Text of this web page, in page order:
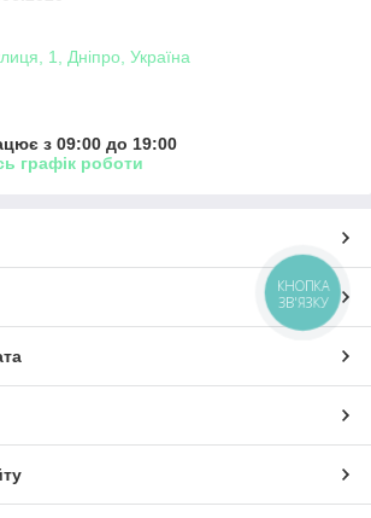
1, Дніпро, Україна
з 09:00 до 19:00
графік роботи
КНОПКА
ЗВ'ЯЗКУ